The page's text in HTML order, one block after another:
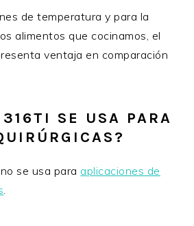
de temperatura y para la
alimentos que cocinamos, el
ventaja en comparación
SE USA PARA
se usa para aplicaciones de